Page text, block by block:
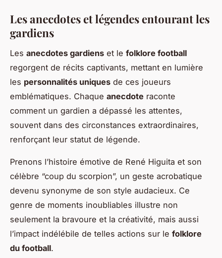
Les anecdotes et légendes entourant les
gardiens
Les anecdotes gardiens et le folklore football
regorgent de récits captivants, mettant en lumière
les personnalités uniques de ces joueurs
emblématiques. Chaque anecdote raconte
comment un gardien a dépassé les attentes,
souvent dans des circonstances extraordinaires,
renforçant leur statut de légende.
Prenons l’histoire émotive de René Higuita et son
célèbre “coup du scorpion”, un geste acrobatique
devenu synonyme de son style audacieux. Ce
genre de moments inoubliables illustre non
seulement la bravoure et la créativité, mais aussi
l’impact indélébile de telles actions sur le folklore
du football.